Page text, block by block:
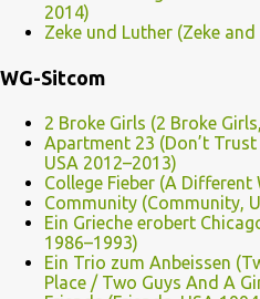
2014)
Zeke und Luther (Zeke
WG-Sitcom
2 Broke Girls (2 Broke
Apartment 23 (Don’t
USA 2012–2013)
College Fieber (A
Community (Community,
Ein Grieche erobert
1986–1993)
Ein Trio zum Anbeissen
Place / Two Guys And A